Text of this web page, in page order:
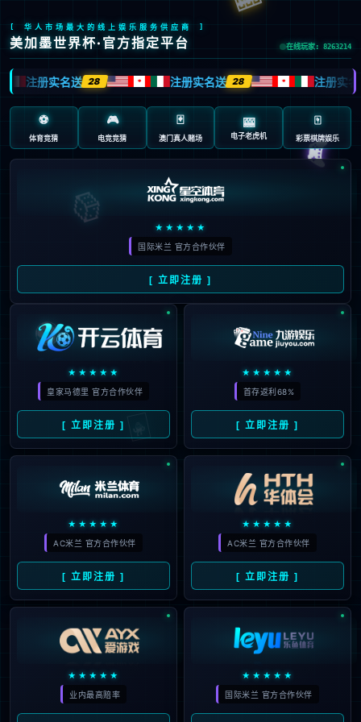
首页 / 内容详情
“磐石”频受伤让斯洛特很无奈：没
有他利物浦防守，下降至少一档
admin 2025-10-17 180